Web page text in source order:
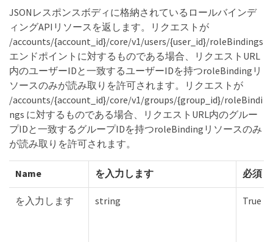
JSONレスポンスボディに格納されているロールバインデ
ィングAPIリソースを返します。リクエストが
/accounts/{account_id}/core/v1/users/{user_id}/roleBindings
エンドポイントに対するものである場合、リクエストURL
内のユーザーIDと一致するユーザーIDを持つroleBindingリ
ソースのみが読み取りを許可されます。リクエストが
/accounts/{account_id}/core/v1/groups/{group_id}/roleBindi
ngs に対するものである場合、リクエストURL内のグルー
プIDと一致するグループIDを持つroleBindingリソースのみ
が読み取りを許可されます。
Name を入力します 必須
を入力します string True